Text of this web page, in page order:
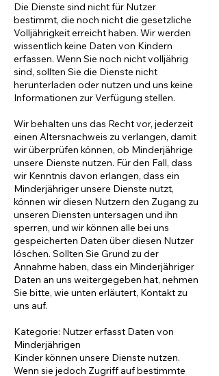
Die Dienste sind nicht für Nutzer
bestimmt, die noch nicht die gesetzliche
Volljährigkeit erreicht haben. Wir werden
wissentlich keine Daten von Kindern
erfassen. Wenn Sie noch nicht volljährig
sind, sollten Sie die Dienste nicht
herunterladen oder nutzen und uns keine
Informationen zur Verfügung stellen.
Wir behalten uns das Recht vor, jederzeit
einen Altersnachweis zu verlangen, damit
wir überprüfen können, ob Minderjährige
unsere Dienste nutzen. Für den Fall, dass
wir Kenntnis davon erlangen, dass ein
Minderjähriger unsere Dienste nutzt,
können wir diesen Nutzern den Zugang zu
unseren Diensten untersagen und ihn
sperren, und wir können alle bei uns
gespeicherten Daten über diesen Nutzer
löschen. Sollten Sie Grund zu der
Annahme haben, dass ein Minderjähriger
Daten an uns weitergegeben hat, nehmen
Sie bitte, wie unten erläutert, Kontakt zu
uns auf.
Kategorie: Nutzer erfasst Daten von
Minderjährigen
Kinder können unsere Dienste nutzen.
Wenn sie jedoch Zugriff auf bestimmte